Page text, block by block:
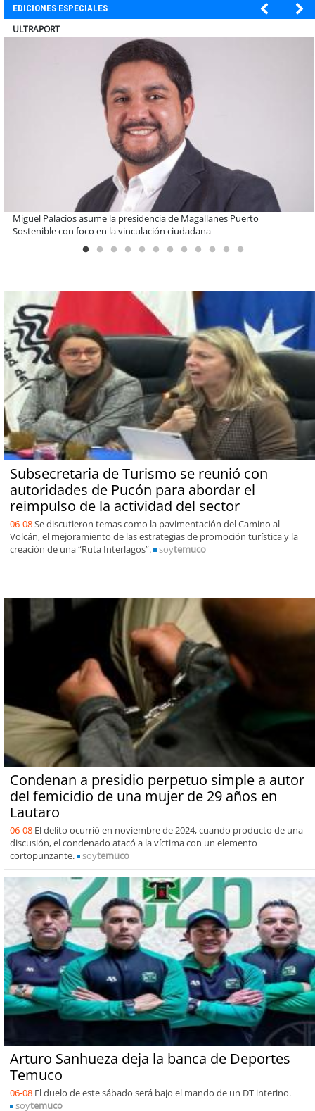
EDICIONES ESPECIALES
BANCO DE CHILE
Educación y colaboración público-privada se toman La Araucanía:
encuentro reunió a líderes para abordar las brechas y oportunidades
Subsecretaria de Turismo se reunió con
autoridades de Pucón para abordar el
reimpulso de la actividad del sector
06-08Se discutieron temas como la pavimentación del Camino al
Volcán, el mejoramiento de las estrategias de promoción turística y la
creación de una “Ruta Interlagos”.
soytemuco
Condenan a presidio perpetuo simple a autor
del femicidio de una mujer de 29 años en
Lautaro
06-08 El delito ocurrió en noviembre de 2024, cuando producto de una
discusión, el condenado atacó a la víctima con un elemento
cortopunzante.
soytemuco
Arturo Sanhueza deja la banca de Deportes
Temuco
06-08 El duelo de este sábado será bajo el mando de un DT interino.
soytemuco